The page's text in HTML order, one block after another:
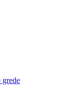
grede